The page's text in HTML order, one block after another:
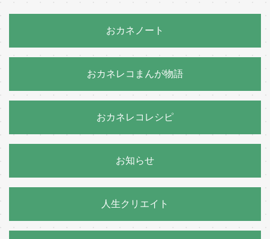
おカネノート
おカネレコまんが物語
おカネレコレシピ
お知らせ
人生クリエイト